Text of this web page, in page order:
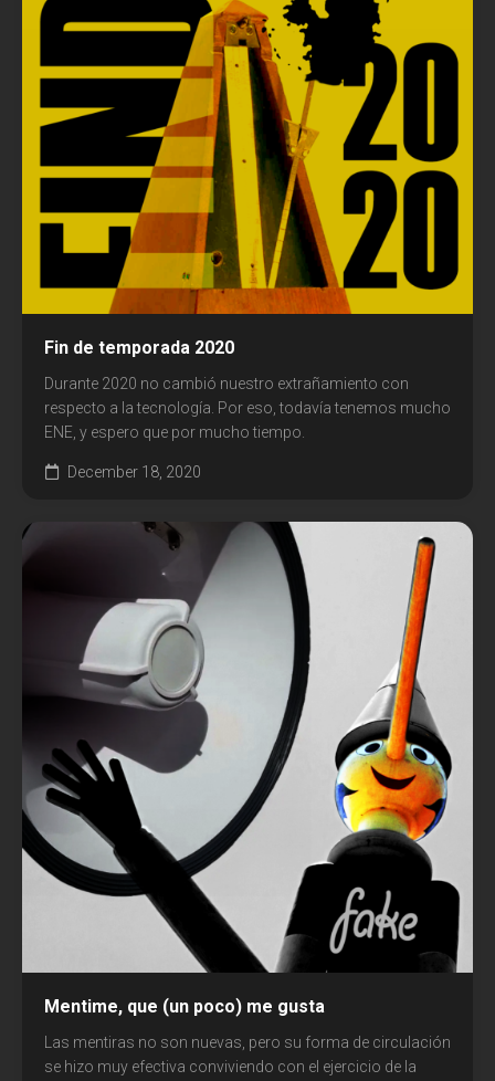
Comunicación
Cultura
Ecología
Educación
Libros
Medicina
Medios
Tecnología
Fin de temporada 2020
Durante 2020 no cambió nuestro extrañamiento con
respecto a la tecnología. Por eso, todavía tenemos mucho
ENE, y espero que por mucho tiempo.
December 18, 2020
Mentime, que (un poco) me gusta
Las mentiras no son nuevas, pero su forma de circulación
se hizo muy efectiva conviviendo con el ejercicio de la